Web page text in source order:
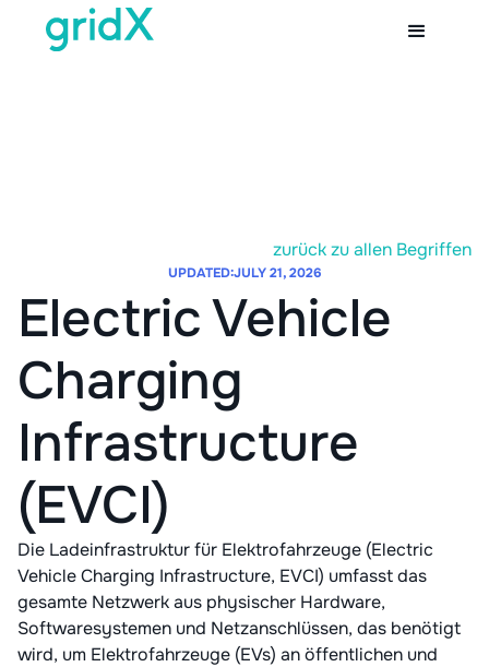
zurück zu allen Begriffen
UPDATED:JULY 21, 2026
Electric Vehicle
Charging
Infrastructure
(EVCI)
Die Ladeinfrastruktur für Elektrofahrzeuge (Electric
Vehicle Charging Infrastructure, EVCI) umfasst das
gesamte Netzwerk aus physischer Hardware,
Softwaresystemen und Netzanschlüssen, das benötigt
wird, um Elektrofahrzeuge (EVs) an öffentlichen und